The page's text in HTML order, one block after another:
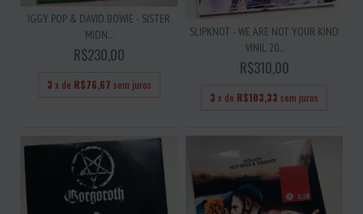
IGGY POP & DAVID BOWIE - SISTER
MIDN...
R$230,00
3 x de R$76,67 sem juros
SLIPKNOT - WE ARE NOT YOUR KIND
VINIL 20...
R$310,00
3 x de R$103,33 sem juros